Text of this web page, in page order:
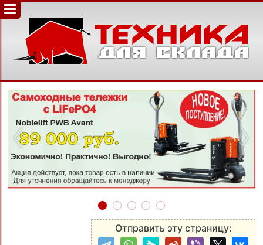
‹ ›
Отправить эту страницу: